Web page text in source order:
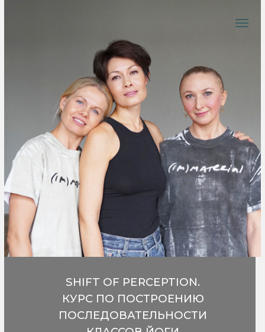
SHIFT OF PERCEPTION.
КУРС ПО ПОСТРОЕНИЮ
ПОСЛЕДОВАТЕЛЬНОСТИ
КЛАССОВ ЙОГИ
Т. Кошкарова / Д. Григорьева